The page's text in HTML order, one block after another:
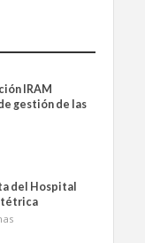
IRAM
gestión de las
del Hospital